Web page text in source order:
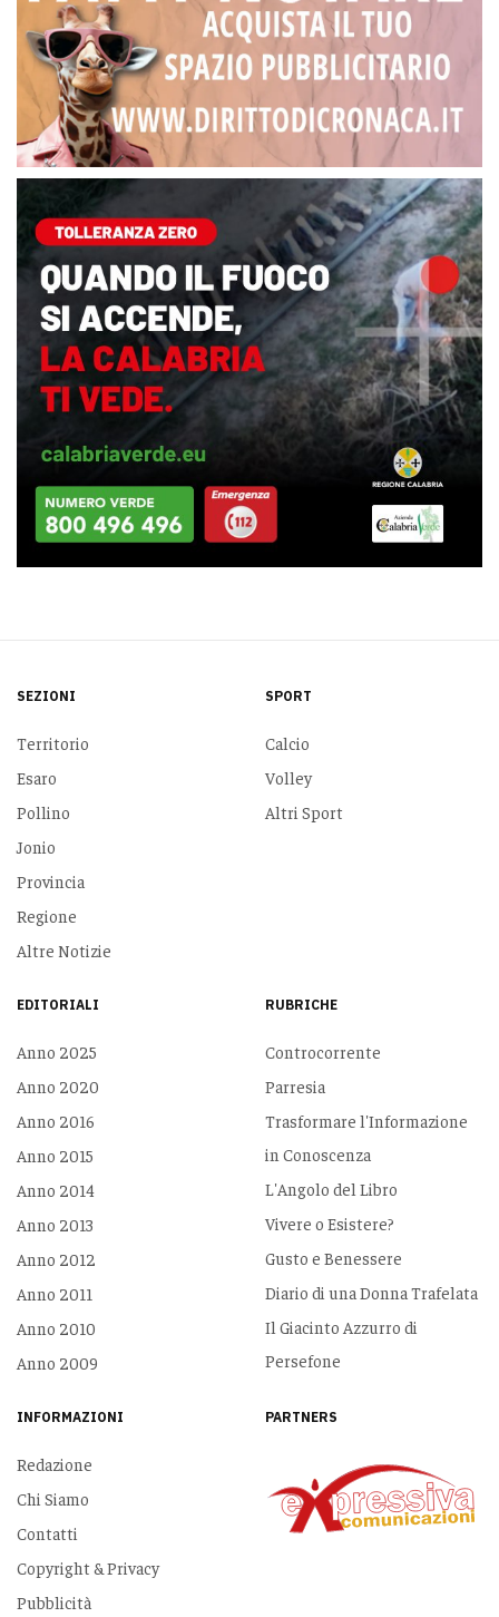
SEZIONI
Territorio
Esaro
Pollino
Jonio
Provincia
Regione
Altre Notizie
SPORT
Calcio
Volley
Altri Sport
EDITORIALI
Anno 2025
Anno 2020
Anno 2016
Anno 2015
Anno 2014
Anno 2013
Anno 2012
Anno 2011
Anno 2010
Anno 2009
RUBRICHE
Controcorrente
Parresia
Trasformare l'Informazione
in Conoscenza
L'Angolo del Libro
Vivere o Esistere?
Gusto e Benessere
Diario di una Donna Trafelata
Il Giacinto Azzurro di
Persefone
INFORMAZIONI
Redazione
Chi Siamo
Contatti
Copyright & Privacy
Pubblicità
PARTNERS